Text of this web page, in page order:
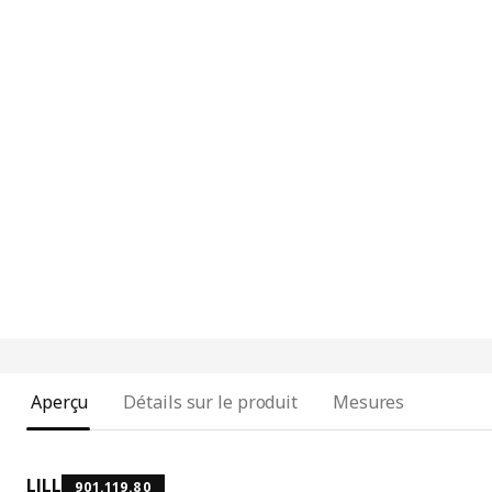
Aperçu Détails sur le produit Mesures
LILL 901.119.80